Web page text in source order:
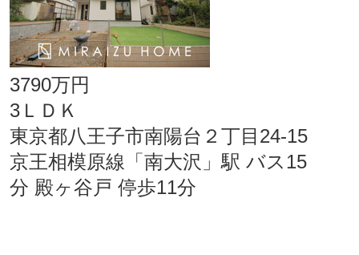
3790万円
3ＬＤＫ
東京都八王子市南陽台２丁目24-15
京王相模原線「南大沢」駅 バス15
分 殿ヶ谷戸 停歩11分